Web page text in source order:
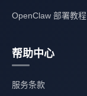
OpenClaw 部署教程
帮助中心
服务条款